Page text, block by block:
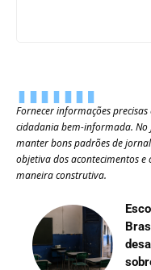
Fornecer informações
cidadania bem-informada. No
manter bons padrões de
objetiva dos acontecimentos
maneira construtiva.